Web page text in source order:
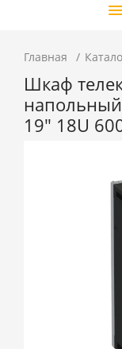
Главная
Шкаф
напольный
19" 18U